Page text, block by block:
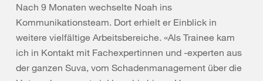
Nach 9 Monaten wechselte Noah ins
Kommunikationsteam. Dort erhielt er Einblick in
weitere vielfältige Arbeitsbereiche. «Als Trainee kam
ich in Kontakt mit Fachexpertinnen und -experten aus
der ganzen Suva, vom Schadenmanagement über die